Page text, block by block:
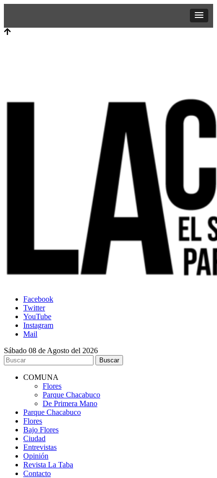
Facebook
Twitter
YouTube
Instagram
Mail
Sábado 08 de Agosto del 2026
COMUNA
Flores
Parque Chacabuco
De Primera Mano
Parque Chacabuco
Flores
Bajo Flores
Ciudad
Entrevistas
Opinión
Revista La Taba
Contacto